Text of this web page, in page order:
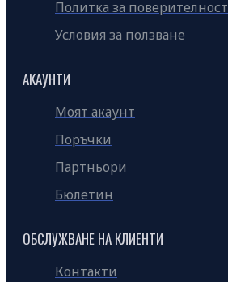
Политка за поверителност
Условия за ползване
АКАУНТИ
Моят акаунт
Поръчки
Партньори
Бюлетин
ОБСЛУЖВАНЕ НА КЛИЕНТИ
Контакти